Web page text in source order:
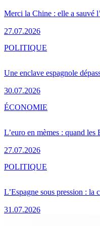
Merci la Chine : elle a sauvé
27.07.2026
Une enclave espagnole
30.07.2026
POLITIQUE
L’euro en mèmes : quand
27.07.2026
ÉCONOMIE
L’Espagne sous pression : la
31.07.2026
POLITIQUE